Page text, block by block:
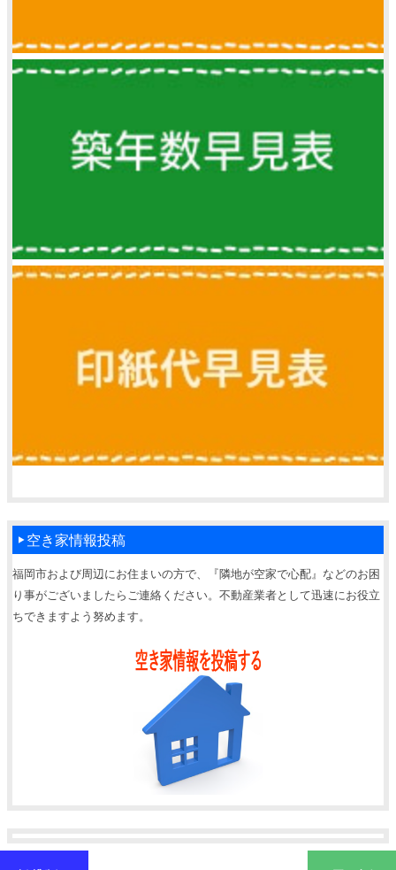
空き家情報投稿
福岡市および周辺にお住まいの方で、『隣地が空家で心配』などのお困
り事がございましたらご連絡ください。不動産業者として迅速にお役立
ちできますよう努めます。